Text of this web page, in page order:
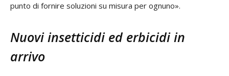
punto di fornire soluzioni su misura per ognuno».
Nuovi insetticidi ed erbicidi in
arrivo